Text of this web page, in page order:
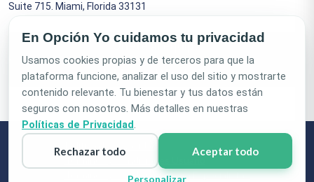
En Opción Yo cuidamos tu privacidad
Usamos cookies propias y de terceros para que la
plataforma funcione, analizar el uso del sitio y mostrarte
contenido relevante. Tu bienestar y tus datos están
seguros con nosotros. Más detalles en nuestras
Políticas de Privacidad .
Rechazar todo Aceptar todo
Personalizar
Suite 715. Miami, Florida 33131
Únete al equipo
Habla por WhatsApp
Política de Privacidad
Términos y Condiciones Usuario
Términos y Condiciones para Especialistas